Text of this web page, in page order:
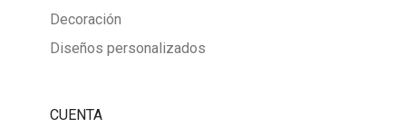
Decoración
Diseños personalizados
CUENTA